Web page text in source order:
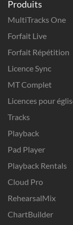
Produits
MultiTracks One
Forfait Live
Forfait Répétition
Licence Sync
MT Complet
Licences pour
Tracks
Playback
Pad Player
Playback Rentals
Cloud Pro
RehearsalMix
ChartBuilder